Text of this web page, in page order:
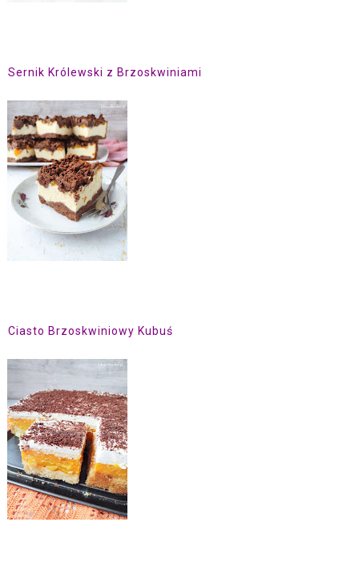
Sernik Królewski z Brzoskwiniami
Ciasto Brzoskwiniowy Kubuś